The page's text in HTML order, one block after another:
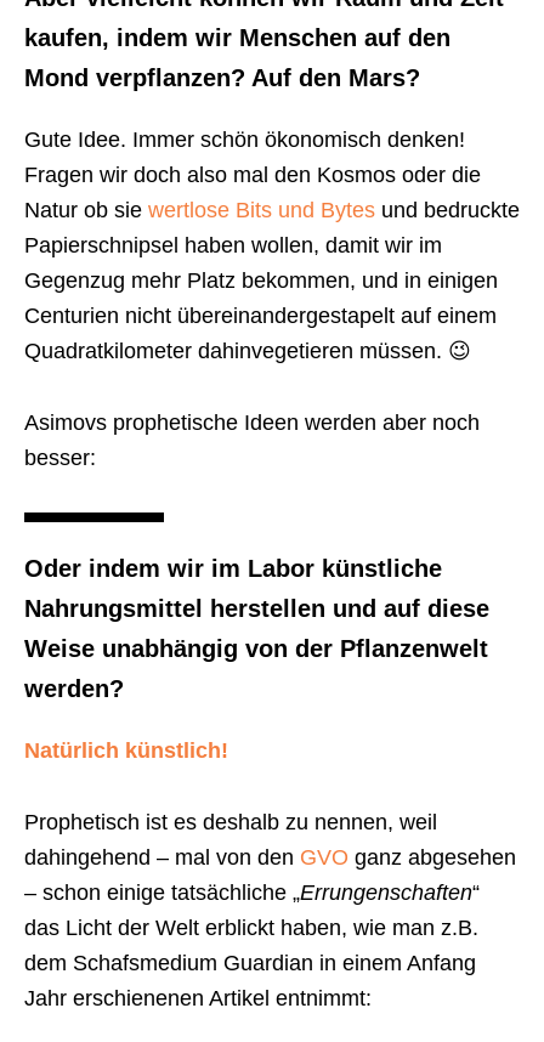
kaufen, indem wir Menschen auf den
Mond verpflanzen? Auf den Mars?
Gute Idee. Immer schön ökonomisch denken!
Fragen wir doch also mal den Kosmos oder die
Natur ob sie wertlose Bits und Bytes und bedruckte
Papierschnipsel haben wollen, damit wir im
Gegenzug mehr Platz bekommen, und in einigen
Centurien nicht übereinandergestapelt auf einem
Quadratkilometer dahinvegetieren müssen. 😉
Asimovs prophetische Ideen werden aber noch
besser:
Oder indem wir im Labor künstliche
Nahrungsmittel herstellen und auf diese
Weise unabhängig von der Pflanzenwelt
werden?
Natürlich künstlich!
Prophetisch ist es deshalb zu nennen, weil
dahingehend – mal von den GVO ganz abgesehen
– schon einige tatsächliche „Errungenschaften“
das Licht der Welt erblickt haben, wie man z.B.
dem Schafsmedium Guardian in einem Anfang
Jahr erschienenen Artikel entnimmt: